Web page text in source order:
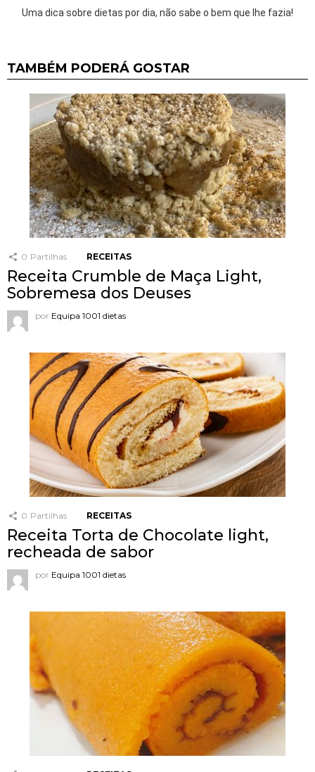
Uma dica sobre dietas por dia, não sabe o bem que lhe fazia!
TAMBÉM PODERÁ GOSTAR
0 Partilhas RECEITAS
Receita Crumble de Maça Light,
Sobremesa dos Deuses
por Equipa 1001 dietas
0 Partilhas RECEITAS
Receita Torta de Chocolate light,
recheada de sabor
por Equipa 1001 dietas